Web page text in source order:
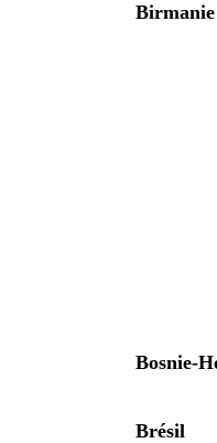
Birmanie
Bosnie-
Brésil